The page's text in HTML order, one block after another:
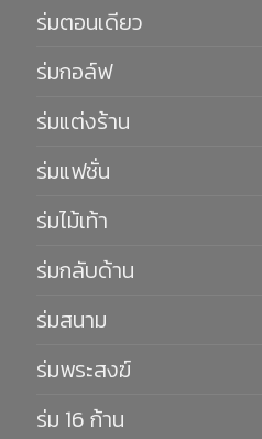
ร่มตอนเดียว
ร่มกอล์ฟ
ร่มแต่งร้าน
ร่มแฟชั่น
ร่มไม้เท้า
ร่มกลับด้าน
ร่มสนาม
ร่มพระสงฆ์
ร่ม 16 ก้าน